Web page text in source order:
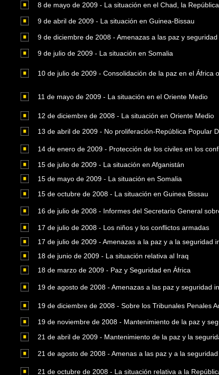
8 de mayo de 2009 - La situación en el Chad, la
9 de abril de 2009 - La situación en Guinea-Bissau
9 de diciembre de 2008 - Amenazas a las paz y
9 de julio de 2009 - La situación en Somalia
10 de julio de 2009 - Consolidación de la paz en el África
11 de mayo de 2009 - La situación en el Oriente Medio
12 de diciembre de 2008 - La situación en Oriente Medio
13 de abril de 2009 - No proliferación-República Popular
14 de enero de 2009 - Protección de los civiles en los
15 de julio de 2009 - La situación en Afganistán
15 de mayo de 2009 - La situación en Somalia
15 de octubre de 2008 - La situación en Guinea Bissau
16 de julio de 2008 - Informes del Secretario General
17 de julio de 2008 - Los niños y los conflictos armadas
17 de julio de 2009 - Amenazas a la paz y a la seguridad
18 de junio de 2009 - La situación relativa al Iraq
18 de marzo de 2009 - Paz y Seguridad en África
19 de agosto de 2008 - Amenazas a las paz y seguridad
19 de diciembre de 2008 - Sobre los Tribunales Penales
19 de noviembre de 2008 - Mantenimiento de la paz y
21 de abril de 2009 - Mantenimiento de la paz y la
21 de agosto de 2008 - Amenas a las paz y a la
21 de octubre de 2008 - La situación relativa a la